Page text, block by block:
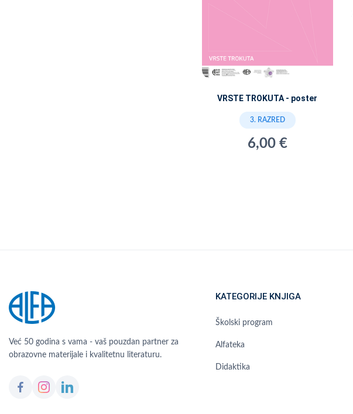
VRSTE TROKUTA - poster
3. RAZRED
6,00 €
Već 50 godina s vama - vaš pouzdan partner za
obrazovne materijale i kvalitetnu literaturu.
KATEGORIJE KNJIGA
Školski program
Alfateka
Didaktika